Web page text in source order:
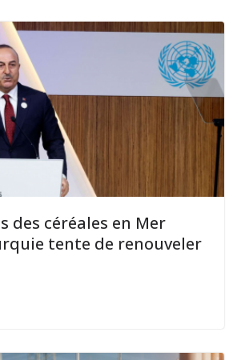
des céréales en Mer
tente de renouveler